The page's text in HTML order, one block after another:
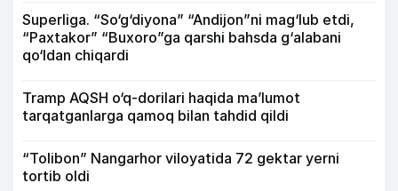
Superliga. “So‘g‘diyona” “Andijon”ni mag‘lub etdi,
“Paxtakor” “Buxoro”ga qarshi bahsda g‘alabani
qo‘ldan chiqardi
Tramp AQSH o‘q-dorilari haqida ma’lumot
tarqatganlarga qamoq bilan tahdid qildi
“Tolibon” Nangarhor viloyatida 72 gektar yerni
tortib oldi